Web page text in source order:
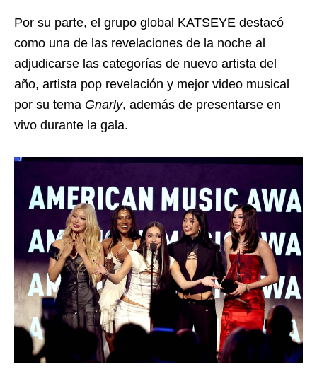
Por su parte, el grupo global KATSEYE destacó
como una de las revelaciones de la noche al
adjudicarse las categorías de nuevo artista del
año, artista pop revelación y mejor video musical
por su tema Gnarly, además de presentarse en
vivo durante la gala.